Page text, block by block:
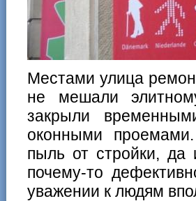
Местами улица
не мешали
закрыли
оконными
пыль от стройки,
почему-то
уважении к людям